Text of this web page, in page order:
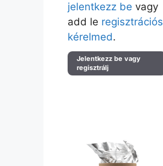
jelentkezz be vagy
add le regisztrációs
kérelmed.
Jelentkezz be vagy
regisztrálj